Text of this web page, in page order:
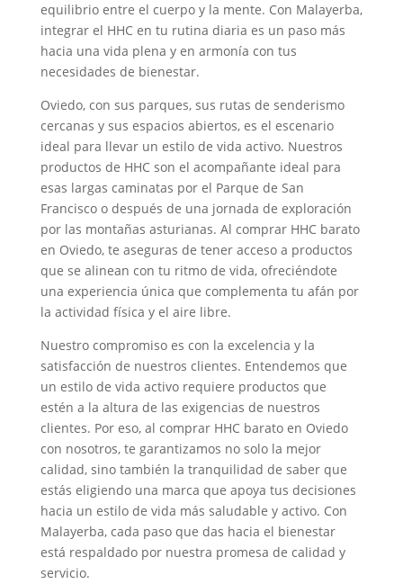
equilibrio entre el cuerpo y la mente. Con Malayerba,
integrar el HHC en tu rutina diaria es un paso más
hacia una vida plena y en armonía con tus
necesidades de bienestar.
Oviedo, con sus parques, sus rutas de senderismo
cercanas y sus espacios abiertos, es el escenario
ideal para llevar un estilo de vida activo. Nuestros
productos de HHC son el acompañante ideal para
esas largas caminatas por el Parque de San
Francisco o después de una jornada de exploración
por las montañas asturianas. Al comprar HHC barato
en Oviedo, te aseguras de tener acceso a productos
que se alinean con tu ritmo de vida, ofreciéndote
una experiencia única que complementa tu afán por
la actividad física y el aire libre.
Nuestro compromiso es con la excelencia y la
satisfacción de nuestros clientes. Entendemos que
un estilo de vida activo requiere productos que
estén a la altura de las exigencias de nuestros
clientes. Por eso, al comprar HHC barato en Oviedo
con nosotros, te garantizamos no solo la mejor
calidad, sino también la tranquilidad de saber que
estás eligiendo una marca que apoya tus decisiones
hacia un estilo de vida más saludable y activo. Con
Malayerba, cada paso que das hacia el bienestar
está respaldado por nuestra promesa de calidad y
servicio.